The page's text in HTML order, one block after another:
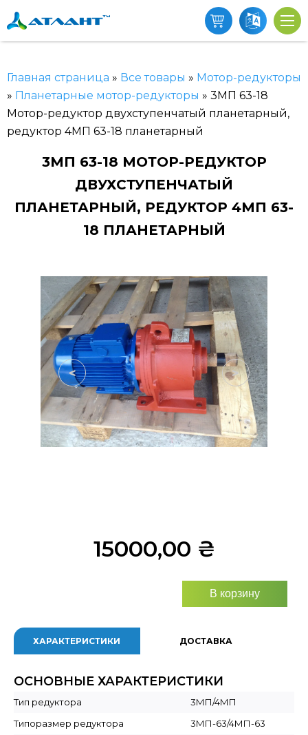
Главная страница » Все товары » Мотор-редукторы
» Планетарные мотор-редукторы » 3МП 63-18
Мотор-редуктор двухступенчатый планетарный,
редуктор 4МП 63-18 планетарный
3МП 63-18 МОТОР-РЕДУКТОР
ДВУХСТУПЕНЧАТЫЙ
ПЛАНЕТАРНЫЙ, РЕДУКТОР 4МП 63-
18 ПЛАНЕТАРНЫЙ
< >
15000,00 ₴
В корзину
ХАРАКТЕРИСТИКИ ДОСТАВКА
ОСНОВНЫЕ ХАРАКТЕРИСТИКИ
Тип редуктора
3МП/4МП
Типоразмер редуктора
3МП-63/4МП-63